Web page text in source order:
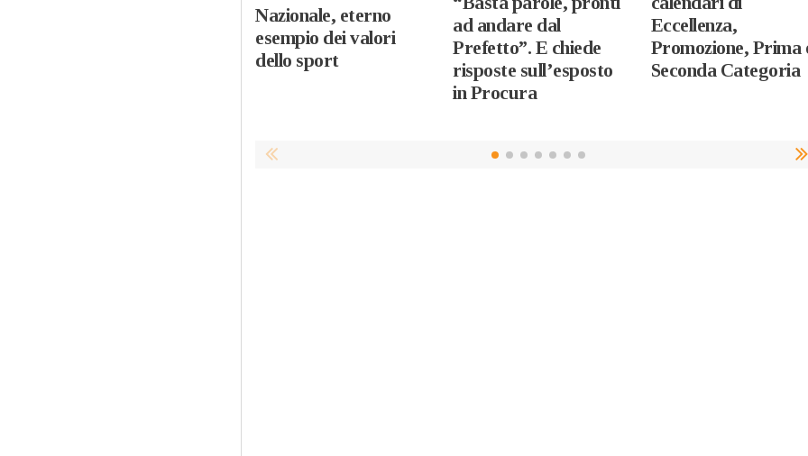
Nazionale, eterno
esempio dei valori
dello sport
ad andare dal
Prefetto”. E chiede
risposte sull’esposto
in Procura
Eccellenza,
Promozione, Prima
Seconda Categoria